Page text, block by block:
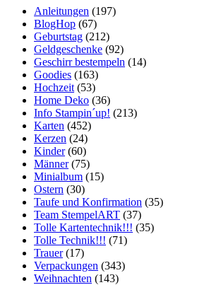
Anleitungen (197)
BlogHop (67)
Geburtstag (212)
Geldgeschenke (92)
Geschirr bestempeln (14)
Goodies (163)
Hochzeit (53)
Home Deko (36)
Info Stampin´up! (213)
Karten (452)
Kerzen (24)
Kinder(60)
Männer(75)
Minialbum (15)
Ostern (30)
Taufe und Konfirmation (35)
Team StempelART (37)
Tolle Kartentechnik!!! (35)
Tolle Technik!!! (71)
Trauer(17)
Verpackungen (343)
Weihnachten (143)